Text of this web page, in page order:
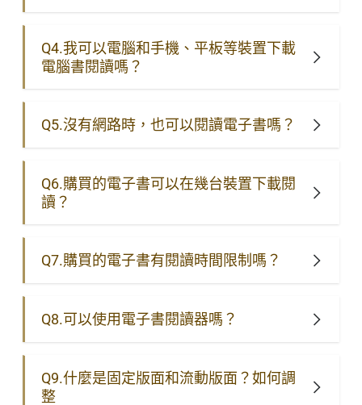
Q4.我可以電腦和手機、平板等裝置下載
電腦書閱讀嗎？
Q5.沒有網路時，也可以閱讀電子書嗎？
Q6.購買的電子書可以在幾台裝置下載閱
讀？
Q7.購買的電子書有閱讀時間限制嗎？
Q8.可以使用電子書閱讀器嗎？
Q9.什麼是固定版面和流動版面？如何調
整